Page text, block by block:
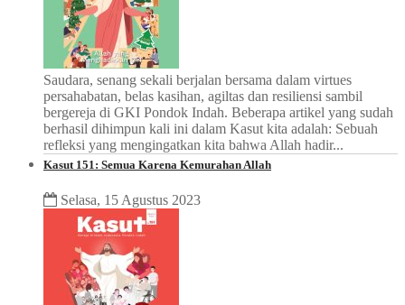
Saudara, senang sekali berjalan bersama dalam virtues
persahabatan, belas kasihan, agiltas dan resiliensi sambil
bergereja di GKI Pondok Indah. Beberapa artikel yang sudah
berhasil dihimpun kali ini dalam Kasut kita adalah: Sebuah
refleksi yang mengingatkan kita bahwa Allah hadir...
Kasut 151: Semua Karena Kemurahan Allah
Selasa, 15 Agustus 2023